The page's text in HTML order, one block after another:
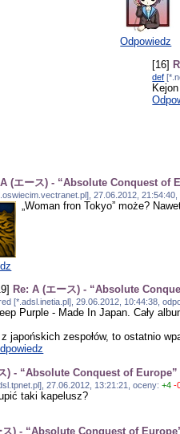
Odpowiedz
[16]
def
(エース) - “Absolute Conquest of
27.06.2012,
„Woman fron Tokyo” może?
Re: A (エース) - “Absolute
[*.adsl.inetia.pl], 29.06.2012, 10:44:38,
Purple - Made In Japan. Cały
z japońskich zespołów, to ostatnio
) - “Absolute Conquest of
27.06.2012, 13:21:21, oceny:+4 -
taki kapelusz?
ス) - “Absolute Conquest of